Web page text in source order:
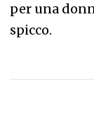
per una
spicco.